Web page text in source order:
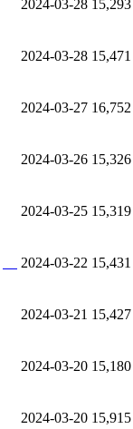
2024-03-28 15,293
2024-03-28 15,471
2024-03-27 16,752
2024-03-26 15,326
2024-03-25 15,319
2024-03-22 15,431
2024-03-21 15,427
2024-03-20 15,180
2024-03-20 15,915